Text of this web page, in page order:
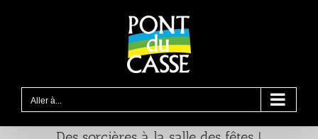
Aller à...